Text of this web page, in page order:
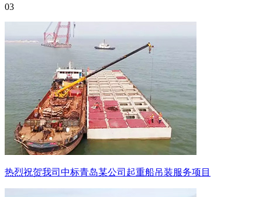
03
热烈祝贺我司中标青岛某公司起重船吊装服务项目